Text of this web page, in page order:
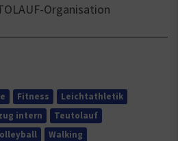
Organisation
Fitness
Leichtathletik
intern
Teutolauf
Walking